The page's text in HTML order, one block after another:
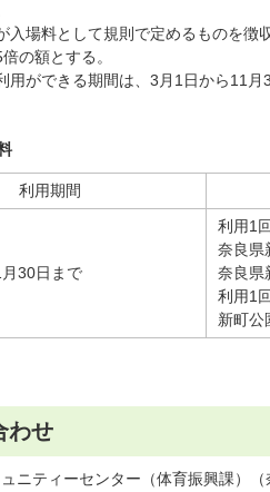
入場料として規則で定めるものを徴
の額とする。
用ができる期間は、3月1日から11月
利用期間
30日まで
利用1
奈良県
奈良県
利用1
新町公
わせ
ニティーセンター（体育振興課）（